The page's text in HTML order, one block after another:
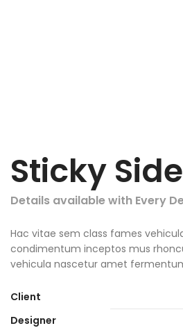
Sticky
Details available with Every
Hac vitae sem class fames
condimentum inceptos mus
vehicula nascetur amet
Client
Designer